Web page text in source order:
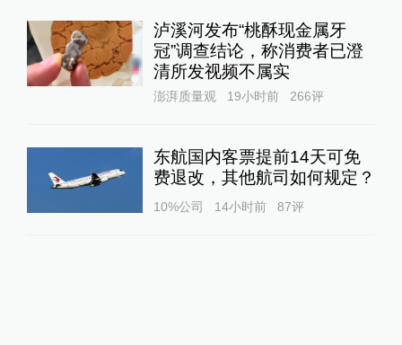
泸溪河发布“桃酥现金属牙
冠”调查结论，称消费者已澄
清所发视频不属实
澎湃质量观 19小时前 266评
东航国内客票提前14天可免
费退改，其他航司如何规定？
10%公司 14小时前 87评